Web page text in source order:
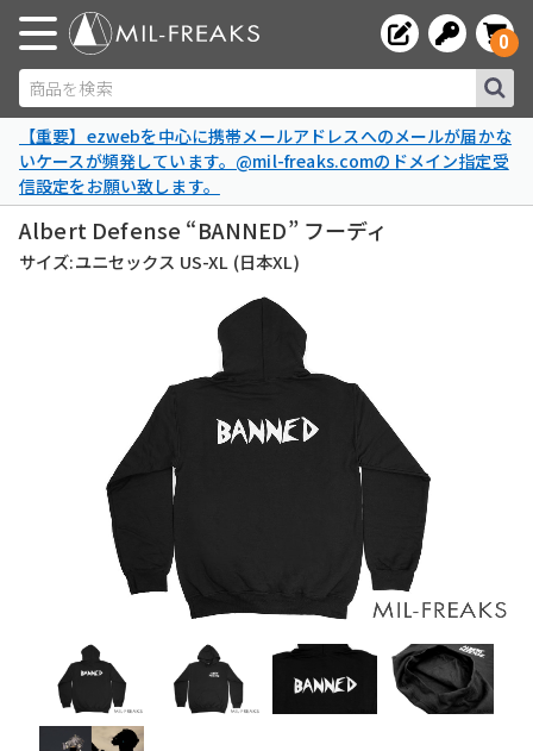
商品を検索
0
【重要】ezwebを中心に携帯メールアドレスへのメールが届かな
いケースが頻発しています。@mil-freaks.comのドメイン指定受
信設定をお願い致します。
Albert Defense “BANNED” フーディ
サイズ:ユニセックス US-XL (日本XL)